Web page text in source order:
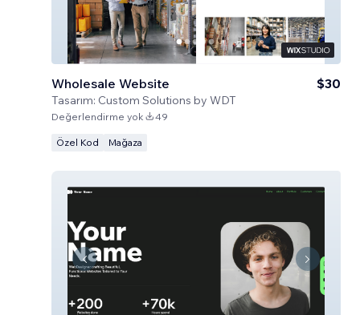
Wholesale Website
Tasarım: Custom Solutions by WDT
$30
Değerlendirme yok 49
Özel Kod Mağaza